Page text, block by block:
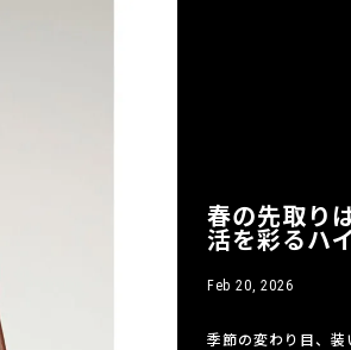
春の先取り
活を彩るハ
Feb 20, 2026
季節の変わり目、